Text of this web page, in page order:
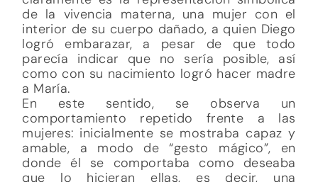
de la vivencia materna, una mujer con el
interior de su cuerpo dañado, a quien Diego
logró embarazar, a pesar de que todo
parecía indicar que no sería posible, así
como con su nacimiento logró hacer madre
a María.
En este sentido, se observa un
comportamiento repetido frente a las
mujeres: inicialmente se mostraba capaz y
amable, a modo de “gesto mágico”, en
donde él se comportaba como deseaba
que lo hicieran ellas, es decir, una